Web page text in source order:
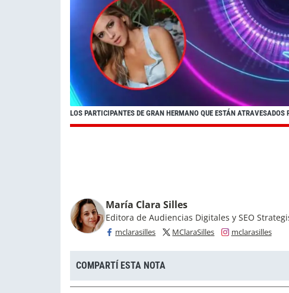
LOS PARTICIPANTES DE GRAN HERMANO QUE ESTÁN
María Clara Silles
Editora de Audiencias Digitales y SEO
mclarasilles MClaraSilles mclarasilles
COMPARTÍ ESTA NOTA